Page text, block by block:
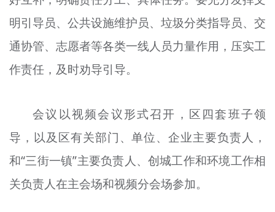
明引导员、公共设施维护员、垃圾分类指导员、交
通协管、志愿者等各类一线人员力量作用，压实工
作责任，及时劝导引导。
会议以视频会议形式召开，区四套班子领
导，以及区有关部门、单位、企业主要负责人，
和“三街一镇”主要负责人、创城工作和环境工作相
关负责人在主会场和视频分会场参加。